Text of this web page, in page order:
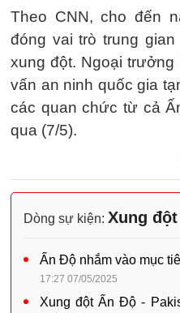
Theo CNN, cho đến
đóng vai trò trung
xung đột. Ngoại
vấn an ninh quốc gia
các quan chức từ cả
qua (7/5).
Dòng sự kiện: Xung
Ấn Độ nhắm vào mục
17:27 07/05/2025
Xung đột Ấn Độ -